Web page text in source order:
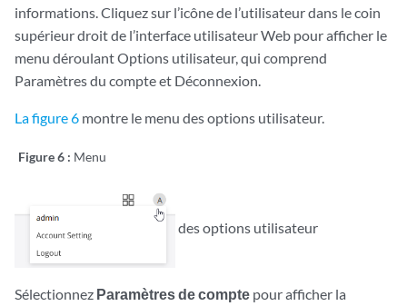
informations. Cliquez sur l’icône de l’utilisateur dans le coin
supérieur droit de l’interface utilisateur Web pour afficher le
menu déroulant Options utilisateur, qui comprend
Paramètres du compte et Déconnexion.
La figure 6 montre le menu des options utilisateur.
Figure 6 : Menu
des options utilisateur
Sélectionnez Paramètres de compte pour afficher la